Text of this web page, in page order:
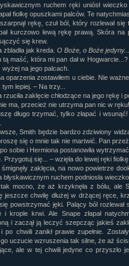
ruchem ręki uniósł
fiolkę opuszkami palców. Te
rękę, czuł ból, który rozlewał
kurczowo lewą rękę prawą. Skóra na
się krew.
zbladła jak kreda. O Boże, o Boże jedyny...
tą maść, która mi pan dał w
na jego palcach.
oparzenia zostawiłem u ciebie. Nie
lepiej. – Na trzy...
rzuciła zaklęcie chłodzące na jego rękę i
ma, przecież nie utrzyma pan nic w ręku!
długo trzymać, tylko złapać i
Smith będzie bardzo zdziwiony
się o mnie tak nie martwić. Pan
sobie i Hermiona postanowiła
Przygotuj się... – wzięła do lewej ręki
zaklęcia, na nowo powietrze
błyskawicznym ruchem podniosła
tak mocno, że aż krzyknęła z bólu, ale
jeszcze chwilę dłużej w drżącej ręce,
powstrzymać jęki. Palący ból rozlewał
i krople krwi. Ale Snape złapał
i zaczął ją leczyć szepcząc jakieś
i po chwili zanikł prawie zupełnie.
go uczucie wzruszenia tak silne, że aż
ale w tej chwili jedyne co przyszło